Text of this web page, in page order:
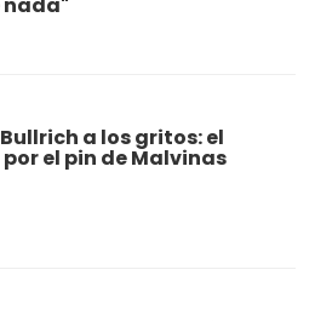
nada"
a los gritos: el
el pin de Malvinas